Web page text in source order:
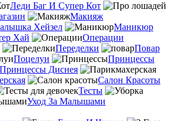
Леди Баг И Супер Кот
Макияж
Хейзел
Маникюр
Хай
Операции
Переделки
Повар
Поцелуи
Принцессы
Принцессы Диснея
Салон Красоты
Тесты
Уход За Малышами